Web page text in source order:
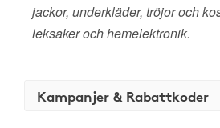
jackor, underkläder, tröjor och
leksaker och hemelektronik.
Kampanjer & Rabattkoder